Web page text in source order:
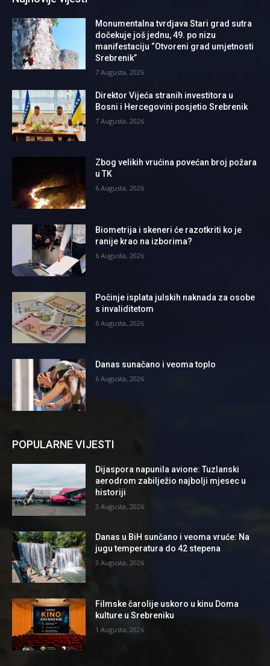
Monumentalna tvrdjava Stari grad sutra
dočekuje još jednu, 49. po nizu
manifestaciju “Otvoreni grad umjetnosti
Srebrenik”
7 Augusta, 2026
Direktor Vijeća stranih investitora u
Bosni i Hercegovini posjetio Srebrenik
7 Augusta, 2026
Zbog velikih vrućina povećan broj požara
u TK
6 Augusta, 2026
Biometrija i skeneri će razotkriti ko je
ranije krao na izborima?
6 Augusta, 2026
Počinje isplata julskih naknada za osobe
s invaliditetom
6 Augusta, 2026
Danas sunačano i veoma toplo
6 Augusta, 2026
POPULARNE VIJESTI
Dijaspora napunila avione: Tuzlanski
aerodrom zabilježio najbolji mjesec u
historiji
3 Augusta, 2026
Danas u BiH sunčano i veoma vruće: Na
jugu temperatura do 42 stepena
3 Augusta, 2026
Filmske čarolije uskoro u kinu Doma
kulture u Srebreniku
1 Augusta, 2026